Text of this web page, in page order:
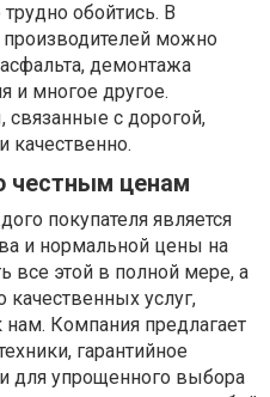
обойтись. В
можно
демонтажа
и многое другое.
с дорогой,
честным ценам
покупателя является
и нормальной цены на
все этой в полной мере, а
услуг,
нам. Компания предлагает
гарантийное
для упрощенного выбора